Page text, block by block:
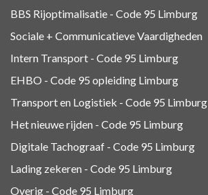
BBS Rijoptimalisatie - Code 95 Limburg
Sociale + Communicatieve Vaardigheden
Intern Transport - Code 95 Limburg
EHBO - Code 95 opleiding Limburg
Transport en Logistiek - Code 95 Limburg
Het nieuwe rijden - Code 95 Limburg
Digitale Tachograaf - Code 95 Limburg
Lading zekeren - Code 95 Limburg
Overig - Code 95 Limburg